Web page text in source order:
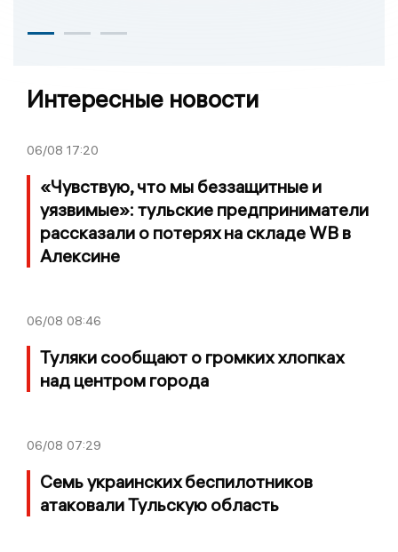
Интересные новости
06/08 17:20
«Чувствую, что мы беззащитные и
уязвимые»: тульские предприниматели
рассказали о потерях на складе WB в
Алексине
06/08 08:46
Туляки сообщают о громких хлопках
над центром города
06/08 07:29
Семь украинских беспилотников
атаковали Тульскую область